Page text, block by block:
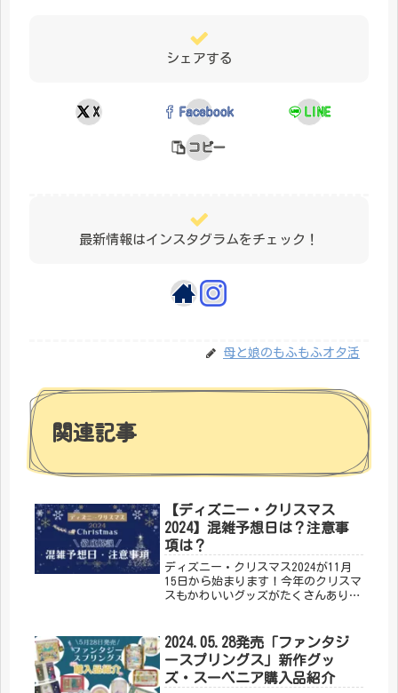
シェアする
X Facebook LINE
コピー
最新情報はインスタグラムをチェック！
母と娘のもふもふオタ活
関連記事
【ディズニー・クリスマス
2024】混雑予想日は？注意事
項は？
ディズニー・クリスマス2024が11月
15日から始まります！今年のクリスマ
スもかわいいグッズがたくさんありま
で、遊びに行く予定のある方はぜひ最
後までご覧ください<(_ _)>
2024.05.28発売「ファンタジ
ースプリングス」新作グッ
ズ・スーベニア購入品紹介